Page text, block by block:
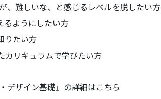
、難しいな、と感じるレベルを脱したい方
るようにしたい方
りたい方
カリキュラムで学びたい方
デザイン基礎』の詳細はこちら